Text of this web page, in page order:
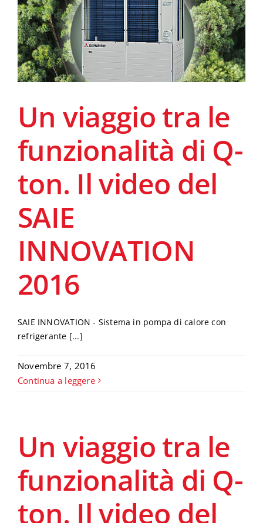
Un viaggio tra le
funzionalità di Q-
ton. Il video del
SAIE
INNOVATION
2016
SAIE INNOVATION - Sistema in pompa di calore con
refrigerante [...]
Novembre 7, 2016
Continua a leggere
Un viaggio tra le
funzionalità di Q-
ton. Il video del